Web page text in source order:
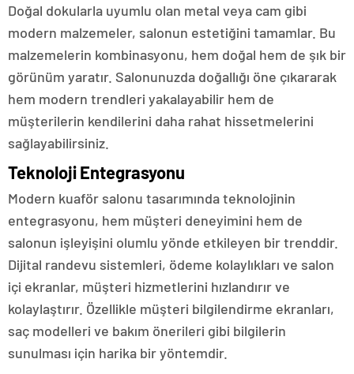
Doğal dokularla uyumlu olan metal veya cam gibi
modern malzemeler, salonun estetiğini tamamlar. Bu
malzemelerin kombinasyonu, hem doğal hem de şık bir
görünüm yaratır. Salonunuzda doğallığı öne çıkararak
hem modern trendleri yakalayabilir hem de
müşterilerin kendilerini daha rahat hissetmelerini
sağlayabilirsiniz.
Teknoloji Entegrasyonu
Modern kuaför salonu tasarımında teknolojinin
entegrasyonu, hem müşteri deneyimini hem de
salonun işleyişini olumlu yönde etkileyen bir trenddir.
Dijital randevu sistemleri, ödeme kolaylıkları ve salon
içi ekranlar, müşteri hizmetlerini hızlandırır ve
kolaylaştırır. Özellikle müşteri bilgilendirme ekranları,
saç modelleri ve bakım önerileri gibi bilgilerin
sunulması için harika bir yöntemdir.